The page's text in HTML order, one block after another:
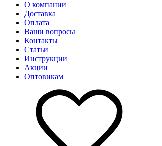
О компании
Доставка
Оплата
Ваши вопросы
Контакты
Статьи
Инструкции
Акции
Оптовикам